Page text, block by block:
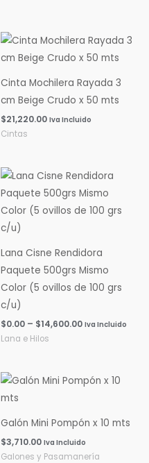
Cinta Mochilera Rayada 3
cm Beige Crudo x 50 mts
$21,220.00 Iva Incluido
Cintas
Lana Cisne Rendidora
Paquete 500grs Mismo
Color (5 ovillos de 100 grs
c/u)
$0.00 – $14,600.00
Rango
de
precios:
desde
$0.00
Iva Incluido
Lana e Hilos
Galón Mini Pompón x 10 mts
$3,710.00 Iva Incluido
Galones y Pasamanería